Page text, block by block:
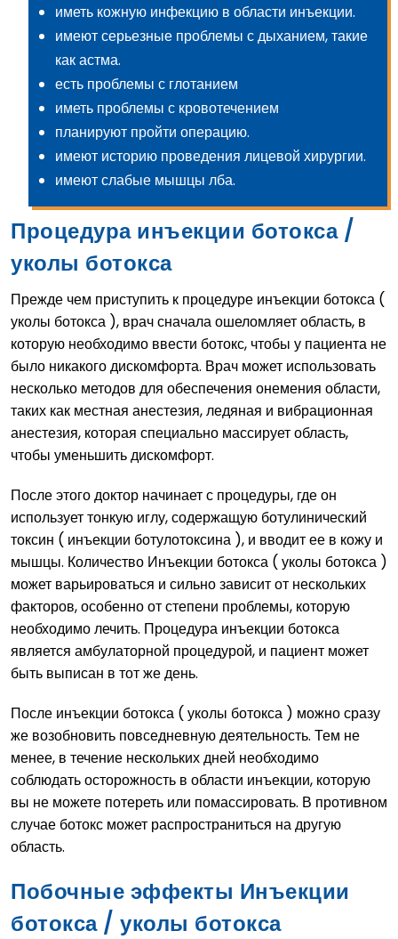
иметь кожную инфекцию в области инъекции.
имеют серьезные проблемы с дыханием, такие
как астма.
есть проблемы с глотанием
иметь проблемы с кровотечением
планируют пройти операцию.
имеют историю проведения лицевой хирургии.
имеют слабые мышцы лба.
Процедура инъекции ботокса /
уколы ботокса
Прежде чем приступить к процедуре инъекции ботокса (
уколы ботокса ), врач сначала ошеломляет область, в
которую необходимо ввести ботокс, чтобы у пациента не
было никакого дискомфорта. Врач может использовать
несколько методов для обеспечения онемения области,
таких как местная анестезия, ледяная и вибрационная
анестезия, которая специально массирует область,
чтобы уменьшить дискомфорт.
После этого доктор начинает с процедуры, где он
использует тонкую иглу, содержащую ботулинический
токсин ( инъекции ботулотоксина ), и вводит ее в кожу и
мышцы. Количество Инъекции ботокса ( уколы ботокса )
может варьироваться и сильно зависит от нескольких
факторов, особенно от степени проблемы, которую
необходимо лечить. Процедура инъекции ботокса
является амбулаторной процедурой, и пациент может
быть выписан в тот же день.
После инъекции ботокса ( уколы ботокса ) можно сразу
же возобновить повседневную деятельность. Тем не
менее, в течение нескольких дней необходимо
соблюдать осторожность в области инъекции, которую
вы не можете потереть или помассировать. В противном
случае ботокс может распространиться на другую
область.
Побочные эффекты Инъекции
ботокса / уколы ботокса